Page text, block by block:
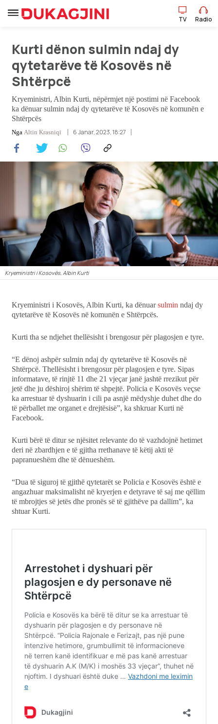
TV
Lajme
Sport
Pikëpamje
Art Jete
Kulturë
Showbiz
Ekonomi
Teknologji
DuVideo
TV Radio
Kurti dënon sulmin ndaj dy
qytetarëve të Kosovës në
Shtërpcë
Kryeministri, Albin Kurti, nëpërmjet një postimi në Facebook
ka dënuar sulmin ndaj dy qytetarëve të Kosovës në komunën e
Shtërpcës
Nga Altin Krasniqi 6 Janar, 2023, 18:27
Kryeministri i Kosovës, Albin Kurti
Kryeministri i Kosovës, Albin Kurti, ka dënuarsulmin ndaj dy
qytetarëve të Kosovës në komunën e Shtërpcës.
Kurti tha se ndjehet thellësisht i brengosur për plagosjen e tyre.
“E dënoj ashpër sulmin ndaj dy qytetarëve të Kosovës në
Shtërpcë. Thellësisht i brengosur për plagosjen e tyre. Sipas
informatave, të rinjtë 11 dhe 21 vjeçar janë jashtë rrezikut për
jetë dhe ju dëshiroj shërim të shpejtë. Policia e Kosovës veçse
ka arrestuar të dyshuarin i cili pa asnjë mëdyshje duhet dhe do
të përballet me organet e drejtësisë”, ka shkruar Kurti në
Facebook.
Kurti bërë të ditur se njësitet relevante do të vazhdojnë hetimet
deri në zbardhjen e të gjitha rrethanave të këtij akti të
papranueshëm dhe të dënueshëm.
“Dua të siguroj të gjithë qytetarët se Policia e Kosovës është e
angazhuar maksimalisht në kryerjen e detyrave të saj me qëllim
të mbrojtjes së jetës dhe pronës së të gjithëve pa dallim”, ka
shtuar Kurti.